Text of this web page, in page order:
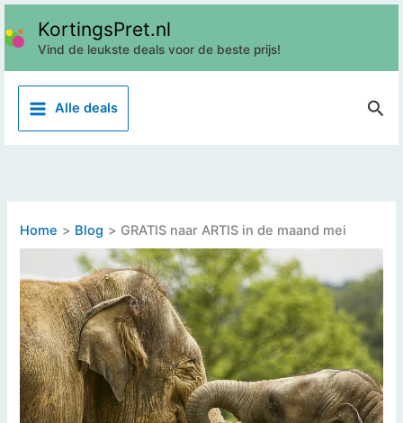
Ga
naar
inhoud
KortingsPret.nl
Vind de leukste deals voor de beste prijs!
Alle deals
Z
e
Home Blog GRATIS naar ARTIS in de maand mei